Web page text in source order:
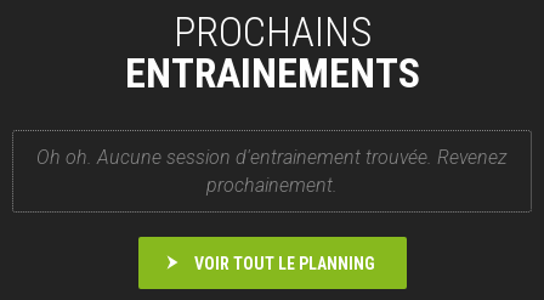
PROCHAINS
ENTRAINEMENTS
Oh oh. Aucune session d'entrainement trouvée. Revenez
prochainement.
VOIR TOUT LE PLANNING